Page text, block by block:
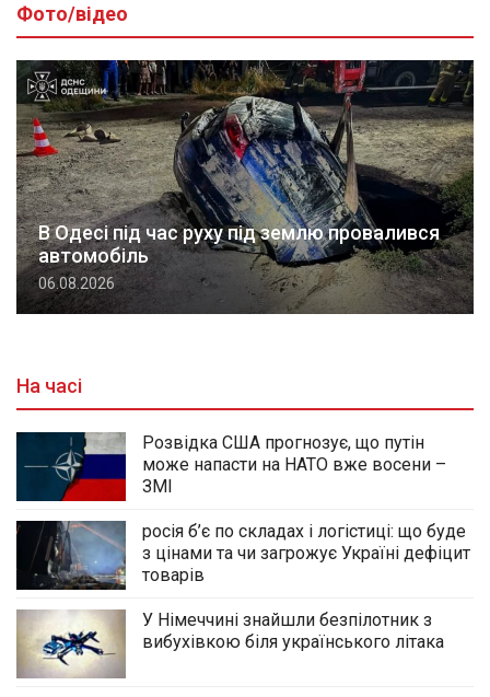
Фото/відео
В Одесі під час руху під землю провалився
автомобіль
06.08.2026
На часі
Розвідка США прогнозує, що путін
може напасти на НАТО вже восени –
ЗМІ
росія б’є по складах і логістиці: що буде
з цінами та чи загрожує Україні дефіцит
товарів
У Німеччині знайшли безпілотник з
вибухівкою біля українського літака